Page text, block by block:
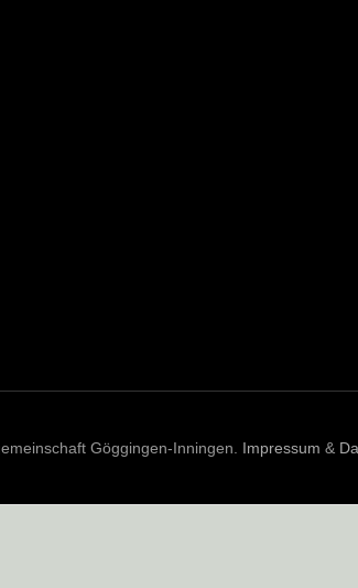
Göggingen-Inningen. Impressum &